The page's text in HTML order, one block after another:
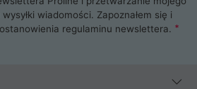
wiadomości. Zapoznałem się i
regulaminu newslettera.